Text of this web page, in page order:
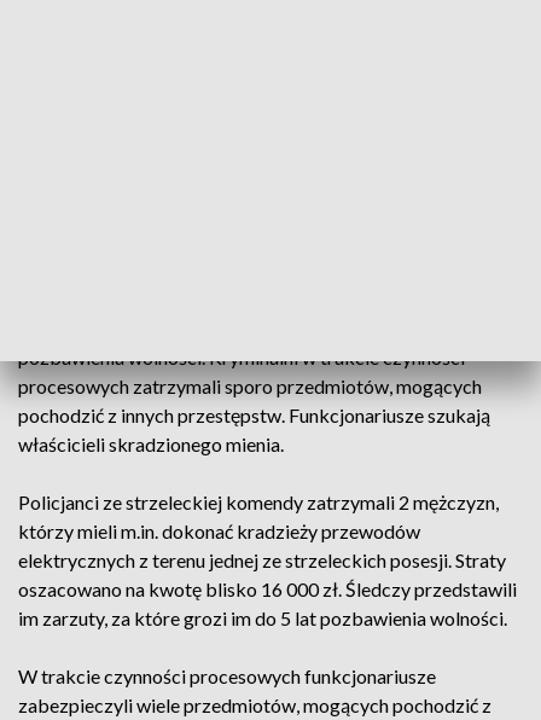
pozbawienia wolności. Kryminalni w trakcie czynności
procesowych zatrzymali sporo przedmiotów, mogących
pochodzić z innych przestępstw. Funkcjonariusze szukają
właścicieli skradzionego mienia.
Policjanci ze strzeleckiej komendy zatrzymali 2 mężczyzn,
którzy mieli m.in. dokonać kradzieży przewodów
elektrycznych z terenu jednej ze strzeleckich posesji. Straty
oszacowano na kwotę blisko 16 000 zł. Śledczy przedstawili
im zarzuty, za które grozi im do 5 lat pozbawienia wolności.
W trakcie czynności procesowych funkcjonariusze
zabezpieczyli wiele przedmiotów, mogących pochodzić z